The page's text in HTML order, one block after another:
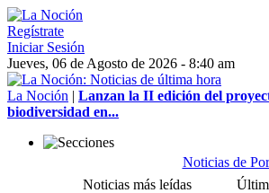
Regístrate
Iniciar Sesión
Jueves, 06 de Agosto de 2026 - 8:40 am
La Noción | Lanzan la II edición del
biodiversidad en...
Noticias de
Noticias más leídas